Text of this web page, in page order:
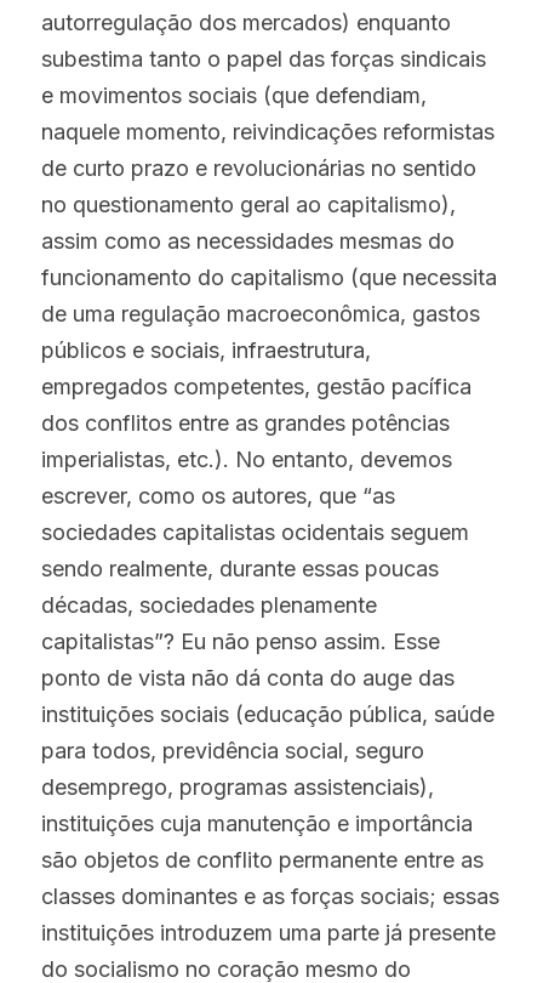
autorregulação dos mercados) enquanto
subestima tanto o papel das forças sindicais
e movimentos sociais (que defendiam,
naquele momento, reivindicações reformistas
de curto prazo e revolucionárias no sentido
no questionamento geral ao capitalismo),
assim como as necessidades mesmas do
funcionamento do capitalismo (que necessita
de uma regulação macroeconômica, gastos
públicos e sociais, infraestrutura,
empregados competentes, gestão pacífica
dos conflitos entre as grandes potências
imperialistas, etc.). No entanto, devemos
escrever, como os autores, que “as
sociedades capitalistas ocidentais seguem
sendo realmente, durante essas poucas
décadas, sociedades plenamente
capitalistas”? Eu não penso assim. Esse
ponto de vista não dá conta do auge das
instituições sociais (educação pública, saúde
para todos, previdência social, seguro
desemprego, programas assistenciais),
instituições cuja manutenção e importância
são objetos de conflito permanente entre as
classes dominantes e as forças sociais; essas
instituições introduzem uma parte já presente
do socialismo no coração mesmo do